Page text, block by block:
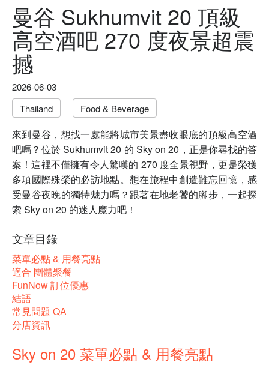
曼谷 Sukhumvit 20 頂級
高空酒吧 270 度夜景超震
撼
2026-06-03
Thailand
Food & Beverage
來到曼谷，想找一處能將城市美景盡收眼底的頂級高空酒
吧嗎？位於 Sukhumvit 20 的 Sky on 20，正是你尋找的答
案！這裡不僅擁有令人驚嘆的 270 度全景視野，更是榮獲
多項國際殊榮的必訪地點。想在旅程中創造難忘回憶，感
受曼谷夜晚的獨特魅力嗎？跟著在地老饕的腳步，一起探
索 Sky on 20 的迷人魔力吧！
文章目錄
菜單必點 & 用餐亮點
適合 團體聚餐
FunNow 訂位優惠
結語
常見問題 QA
分店資訊
Sky on 20 菜單必點 & 用餐亮點